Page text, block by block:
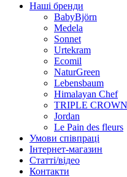
Наші бренди
BabyBjörn
Medela
Sonnet
Urtekram
Ecomil
NaturGreen
Lebensbaum
Himalayan Chef
TRIPLE
Jordan
Le Pain des fleurs
Умови співпраці
Інтернет-магазин
Статті/відео
Контакти